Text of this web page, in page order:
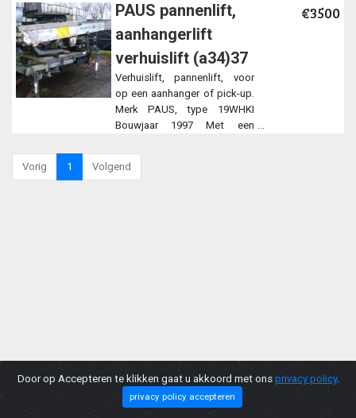
PAUS pannenlift,
aanhangerlift
verhuislift (a34)37
€3500
Verhuislift, pannenlift, voor
op een aanhanger of pick-up.
Merk PAUS, type 19WHKI
Bouwjaar 1997 Met een
benzinemotor, excl. accu. Met
hydraulische pomp en
vastzetinrichting De lift kan
getest worden. Afhaalprijs,
excl. btw.
Vorig 1 Volgend
Copyright © 2026 |Privacy Policy
Door op Accepteren te klikken gaat u akkoord met ons privacy policy.
privacy policy accepteren